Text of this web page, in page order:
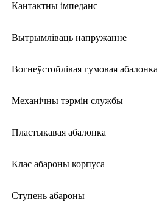
Кантактны імпеданс
Вытрымліваць напружанне
Вогнеўстойлівая гумовая абалонка
Механічны тэрмін службы
Пластыкавая абалонка
Клас абароны корпуса
Ступень абароны